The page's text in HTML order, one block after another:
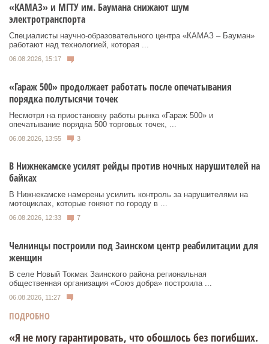
«КАМАЗ» и МГТУ им. Баумана снижают шум
электротранспорта
Специалисты научно-образовательного центра «КАМАЗ – Бауман»
работают над технологией, которая ...
06.08.2026, 15:17
«Гараж 500» продолжает работать после опечатывания
порядка полутысячи точек
Несмотря на приостановку работы рынка «Гараж 500» и
опечатывание порядка 500 торговых точек, ...
06.08.2026, 13:55 3
В Нижнекамске усилят рейды против ночных нарушителей на
байках
В Нижнекамске намерены усилить контроль за нарушителями на
мотоциклах, которые гоняют по городу в ...
06.08.2026, 12:33 7
Челнинцы построили под Заинском центр реабилитации для
женщин
В селе Новый Токмак Заинского района региональная
общественная организация «Союз добра» построила ...
06.08.2026, 11:27
ПОДРОБНО
«Я не могу гарантировать, что обошлось без погибших.